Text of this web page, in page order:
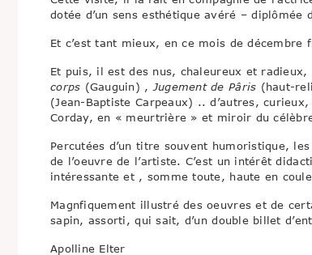
dotée d’un sens esthétique avéré –
Et c’est tant mieux, en ce mois de
Et puis, il est des nus, chaleureux et
corps (Gauguin) , Jugement de Pâris (haut-
(Jean-Baptiste Carpeaux) .. d’autres,
Corday, en « meurtrière » et miroir du
Percutées d’un titre souvent humoristique,
de l’oeuvre de l’artiste. C’est un intérêt
intéressante et , somme toute, haute en
Magnfiquement illustré des oeuvres et de
sapin, assorti, qui sait, d’un double billet
Apolline Elter